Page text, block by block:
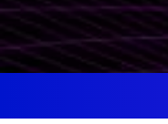
Skip
content